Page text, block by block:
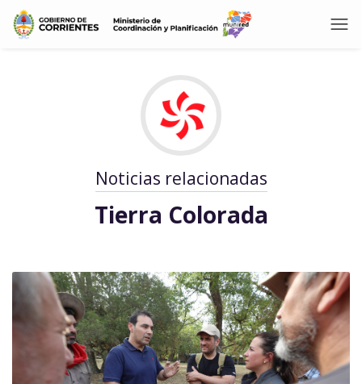
Noticias relacionadas
Tierra Colorada